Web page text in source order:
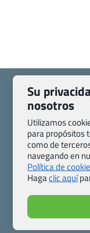
Pasaporte,
Blog de
Preguntas
Política de
Su
nosotros
Utilizamos
para propósitos
como de
navegando en
Política de
Hagaclic aquí